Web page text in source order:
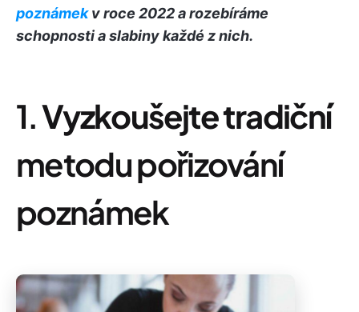
poznámekv roce 2022 a rozebíráme
schopnosti a slabiny každé z nich.
1.Vyzkoušejte tradiční
metodu pořizování
poznámek